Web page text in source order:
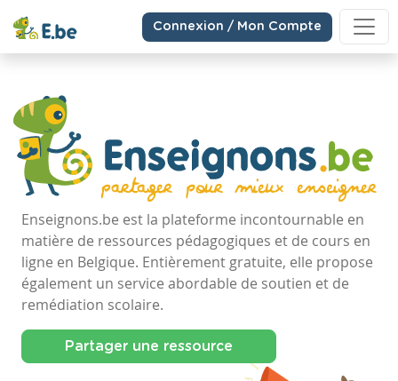
Connexion / Mon Compte
Enseignons.be est la plateforme incontournable en
matière de ressources pédagogiques et de cours en
ligne en Belgique. Entièrement gratuite, elle propose
également un service abordable de soutien et de
remédiation scolaire.
Partager une ressource